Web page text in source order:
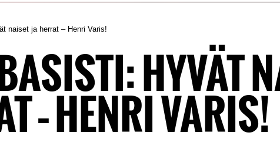
naiset ja herrat – Henri Varis!
HYVÄT
– HENRI VARIS!